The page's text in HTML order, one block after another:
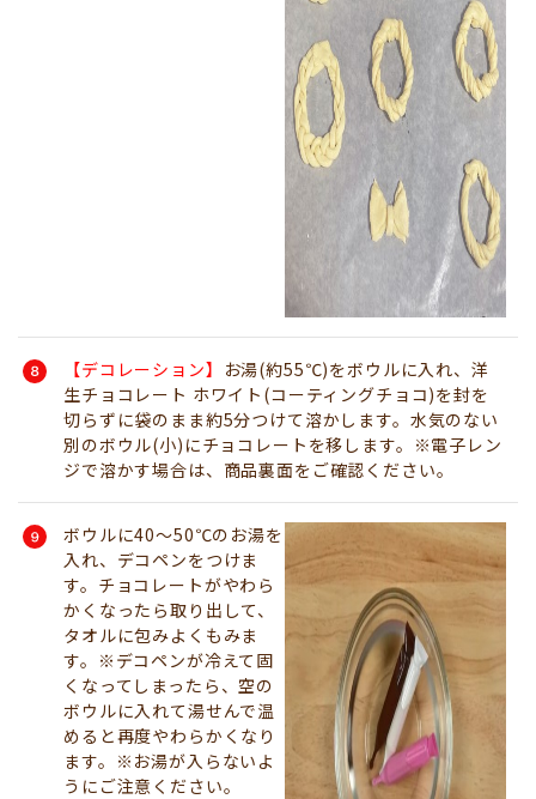
【デコレーション】 お湯(約55℃)をボウルに入れ、洋
生チョコレート ホワイト(コーティングチョコ)を封を
切らずに袋のまま約5分つけて溶かします。水気のない
別のボウル(小)にチョコレートを移します。※電子レン
ジで溶かす場合は、商品裏面をご確認ください。
ボウルに40～50℃のお湯を
入れ、デコペンをつけま
す。チョコレートがやわら
かくなったら取り出して、
タオルに包みよくもみま
す。※デコペンが冷えて固
くなってしまったら、空の
ボウルに入れて湯せんで温
めると再度やわらかくなり
ます。※お湯が入らないよ
うにご注意ください。